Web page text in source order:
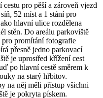
pro pěší a zároveň vjezd
52 míst a 1 stání pro
hlavní ulice rozdělena
stěn. Do areálu parkoviště
pro promítání fotografie
přesně jedno parkovací
je uprostřed křížení cest
po hlavní cestě směrem k
na starý hřbitov.
na něj měli přístup všichni
je pokryta pískem.